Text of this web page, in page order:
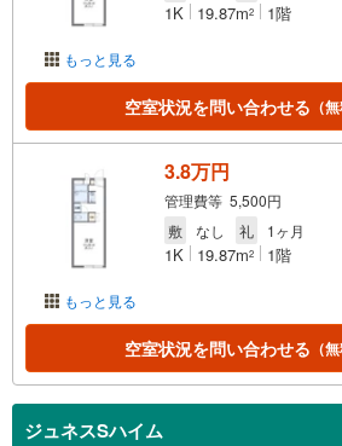
もっと見る
1K 19.87m2 1階
空室状況を問い合わせる （
もっと見る
3.8万円
管理費等 5,500円
敷
なし 礼 1ヶ月
1K 19.87m2 1階
空室状況を問い合わせる （
ジュネスSハイム